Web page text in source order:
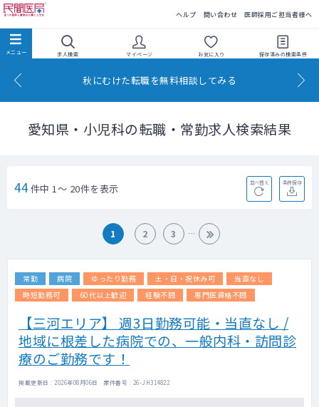
ヘルプ 問い合わせ 医師採用ご担当者様へ
求人検索 マイページ お気に入り 保存済みの検索条件
秋にむけた転職を無料相談してみる
愛知県・小児科の転職・常勤求人検索結果
44件中 1～ 20件を表示 並べ替え 条件保存
1 2 3
常勤 病院 ゆったり勤務 土・日・祝休み可
当直なし
時短勤務可
60代以上歓迎 経験不問 専門医資格不問
【三河エリア】 週3日勤務可能・当直なし /
地域に根差した病院での、一般内科・訪問診
療のご勤務です！
掲載更新日 : 2026年08月06日 案件番号 : 26-JH314822